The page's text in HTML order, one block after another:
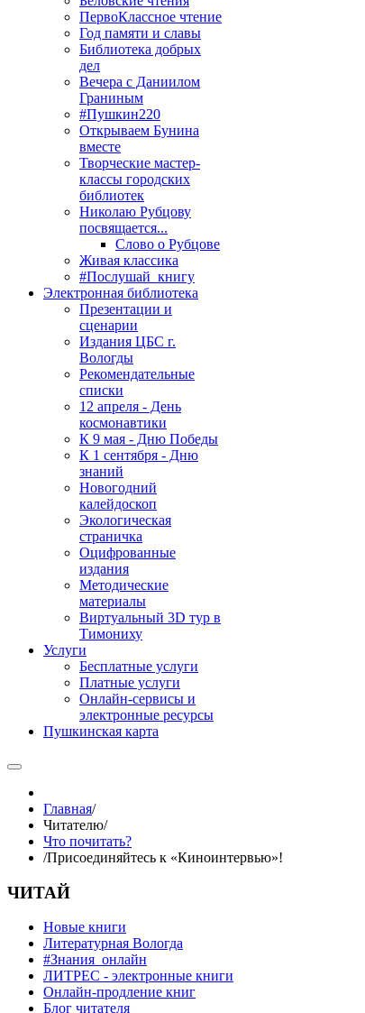
ПервоКлассное чтение
Год памяти и славы
Библиотека добрых
дел
Вечера с Даниилом
Граниным
#Пушкин220
Открываем Бунина
вместе
Творческие мастер-
классы городских
библиотек
Николаю Рубцову
посвящается...
Слово о Рубцове
Живая классика
#Послушай_книгу
Электронная библиотека
Презентации и
сценарии
Издания ЦБС г.
Вологды
Рекомендательные
списки
12 апреля - День
космонавтики
К 9 мая - Дню Победы
К 1 сентября - Дню
знаний
Новогодний
калейдоскоп
Экологическая
страничка
Оцифрованные
издания
Методические
материалы
Виртуальный 3D тур в
Тимониху
Услуги
Бесплатные услуги
Платные услуги
Онлайн-сервисы и
электронные ресурсы
Пушкинская карта
Главная/
Читателю/
Что почитать?
/Присоединяйтесь к «Киноинтервью»!
ЧИТАЙ
Новые книги
Литературная Вологда
#Знания_онлайн
ЛИТРЕС - электронные книги
Онлайн-продление книг
Блог читателя